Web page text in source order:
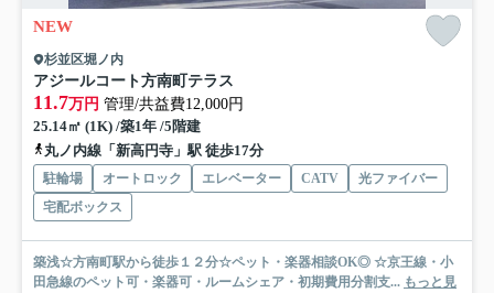
NEW
杉並区堀ノ内
アジールコート方南町テラス
11.7万円 管理/共益費12,000円
25.14㎡ (1K) /築1年 /5階建
丸ノ内線「新高円寺」駅 徒歩17分
駐輪場 オートロック エレベーター CATV
光ファイバー
宅配ボックス
築浅☆方南町駅から徒歩１２分☆ペット・楽器相談OK◎ ☆京王線・小
田急線のペット可・楽器可・ルームシェア・初期費用分割支... もっと見